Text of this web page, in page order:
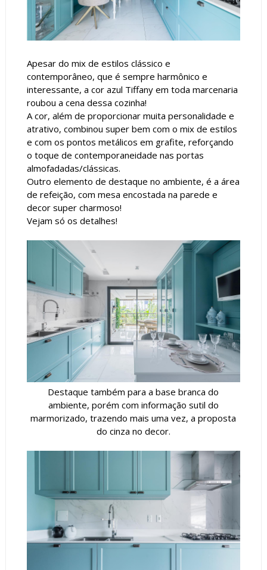
Apesar do mix de estilos clássico e
contemporâneo, que é sempre harmônico e
interessante, a cor azul Tiffany em toda marcenaria
roubou a cena dessa cozinha!
A cor, além de proporcionar muita personalidade e
atrativo, combinou super bem com o mix de estilos
e com os pontos metálicos em grafite, reforçando
o toque de contemporaneidade nas portas
almofadadas/clássicas.
Outro elemento de destaque no ambiente, é a área
de refeição, com mesa encostada na parede e
decor super charmoso!
Vejam só os detalhes!
Destaque também para a base branca do
ambiente, porém com informação sutil do
marmorizado, trazendo mais uma vez, a proposta
do cinza no decor.